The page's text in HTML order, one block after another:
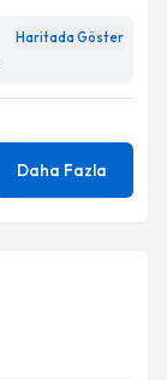
Haritada Göster
Daha Fazla